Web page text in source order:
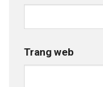
Trang web